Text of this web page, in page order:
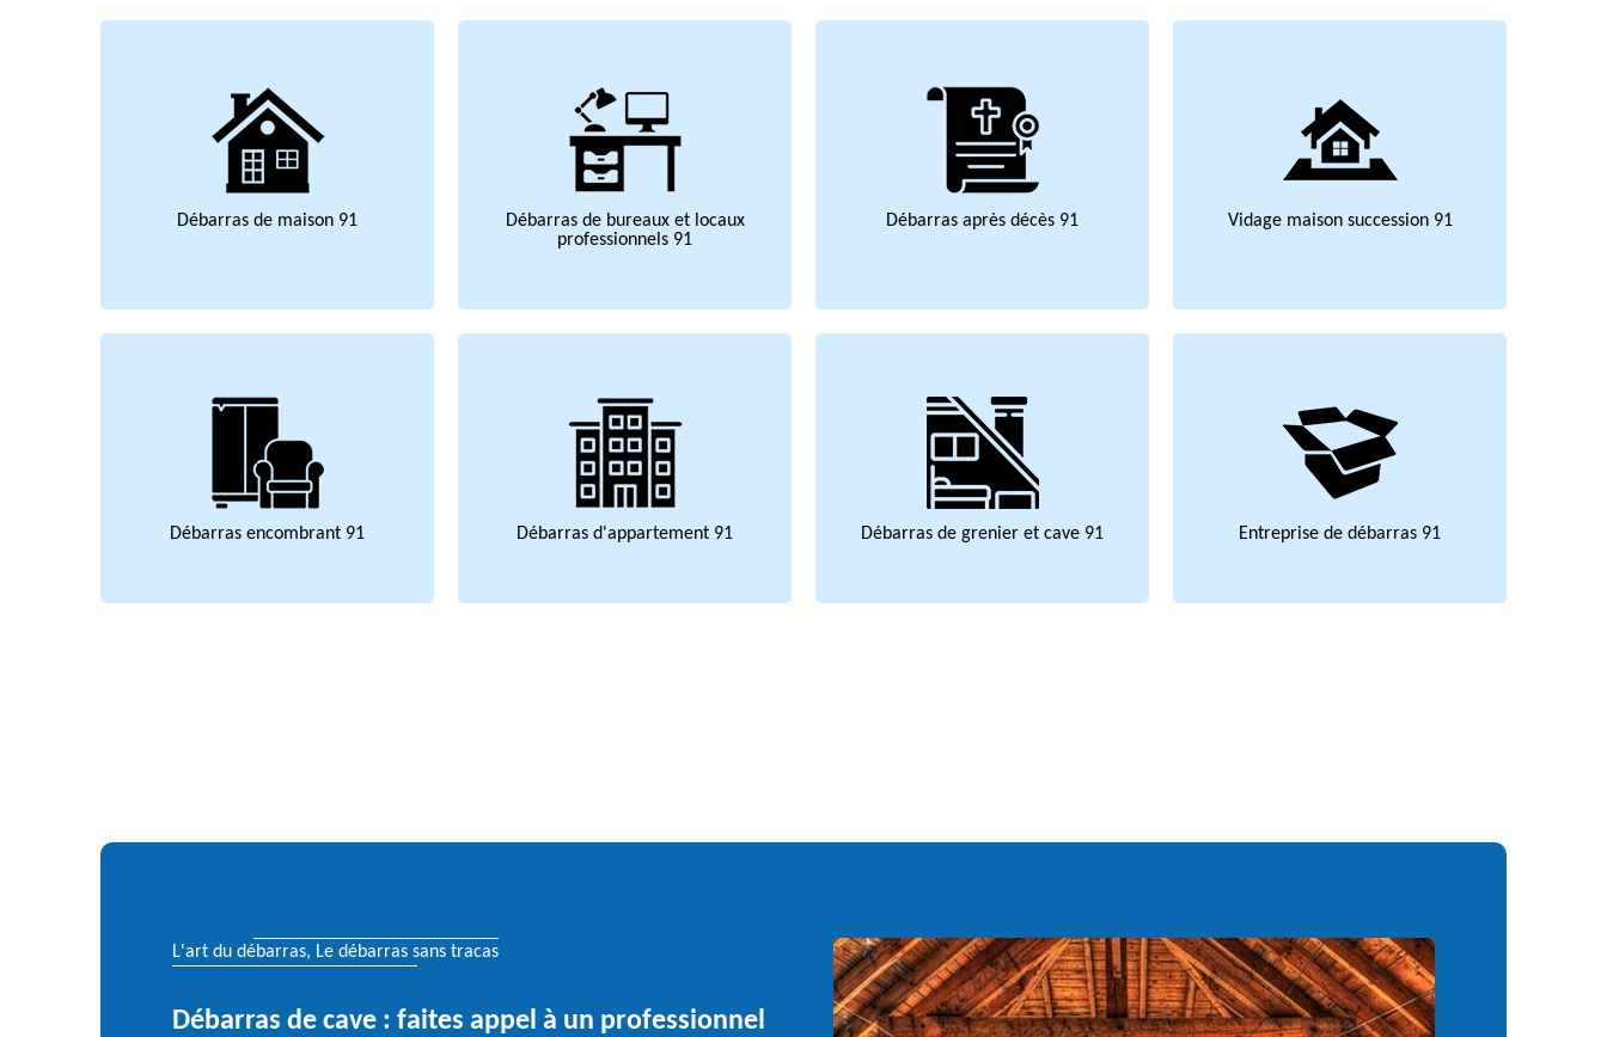
Débarras de maison 91
Débarras de bureaux et locaux
professionnels 91
Débarras après décès 91 Vidage maison succession 91
Débarras encombrant 91 Débarras d'appartement 91 Débarras de grenier et cave 91 Entreprise de débarras 91
L'art du débarras, Le débarras sans tracas
Débarras de cave : faites appel à un professionnel